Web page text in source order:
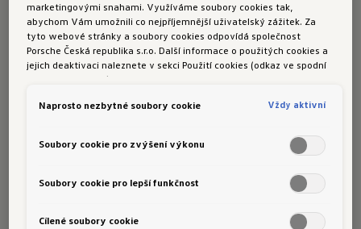
poradenství v souladu s mými zájmy
(profilování) o produktech a službách
společnosti Porsche a jejích přidružených
společností (MOON POWER GmbH), včetně
AG, ŠkoFIN s.r.o., Audi AG, SEAT S.A., SEAT
nástupců).
POUŽITÉ OSOBNÍ ÚDAJE:
marketingovými snahami. Využíváme soubory cookies tak,
abychom Vám umožnili co nejpříjemnější uživatelský zážitek. Za
tyto webové stránky a soubory cookies odpovídá společnost
Porsche Česká republika s.r.o. Další informace o použitých cookies a
jejich deaktivaci naleznete v sekci Použití cookies (odkaz ve spodní
části této stránky).
Naprosto nezbytné soubory cookie Vždy aktivní
Soubory cookie pro zvýšení výkonu
Soubory cookie pro lepší funkčnost
Cílené soubory cookie